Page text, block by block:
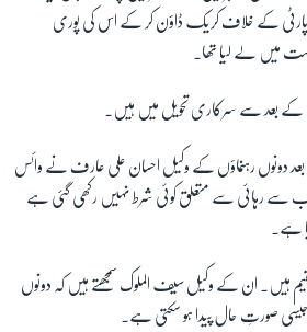
کے خلاف کریک ڈاؤن کر کے اس کی پوری
میں لے لیا تھا۔
بعد سے سرکاری تحویل میں ہیں۔
دونوں رہنماؤں کے وکیل احسان علی عارف نے وائس
سے رہائی سے متعلق کوئی شرط نہیں رکھی گئی ہے
ہے۔
ہیں۔ ان کے وکیل سیف الملوک سمجھتے ہیں کہ دونوں
جیسی صورتِ حال پیدا ہو سکتی ہے۔